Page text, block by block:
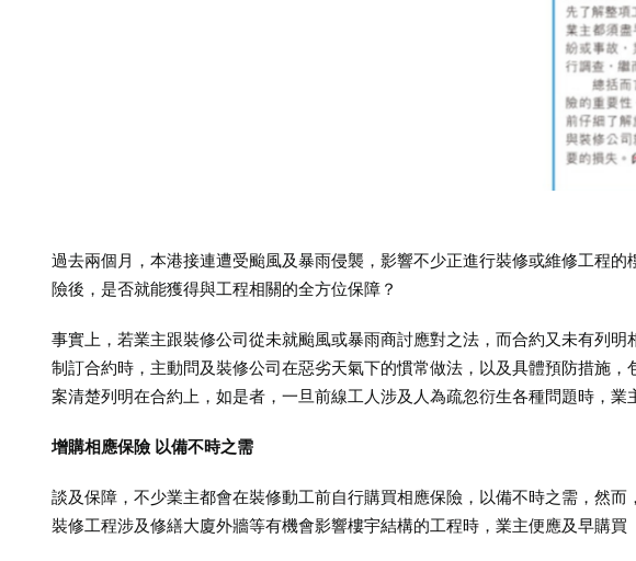
過去兩個月，本港接連遭受颱風及暴雨侵襲，影響不少正進行裝修或維修工程
險後，是否就能獲得與工程相關的全方位保障？
事實上，若業主跟裝修公司從未就颱風或暴雨商討應對之法，而合約又未有列
制訂合約時，主動問及裝修公司在惡劣天氣下的慣常做法，以及具體預防措施
案清楚列明在合約上，如是者，一旦前線工人涉及人為疏忽衍生各種問題時，業
增購相應保險 以備不時之需
談及保障，不少業主都會在裝修動工前自行購買相應保險，以備不時之需，然
裝修工程涉及修繕大廈外牆等有機會影響樓宇結構的工程時，業主便應及早購